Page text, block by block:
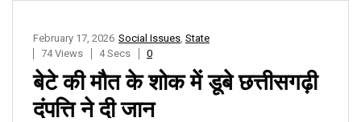
Social Issues State
February 17, 2026
74 Views
4 Secs 0
बेटे की मौत के शोक में डूबे छत्तीसगढ़ी
दंपत्ति ने दी जान